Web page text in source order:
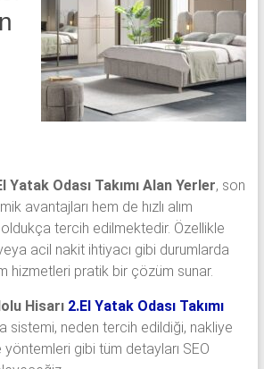
Yatak Odası Takımı Alan Yerler, son
avantajları hem de hızlı alım
tercih edilmektedir. Özellikle
acil nakit ihtiyacı gibi durumlarda
hizmetleri pratik bir çözüm sunar.
Hisarı 2.El Yatak Odası Takımı
sistemi, neden tercih edildiği, nakliye
gibi tüm detayları SEO